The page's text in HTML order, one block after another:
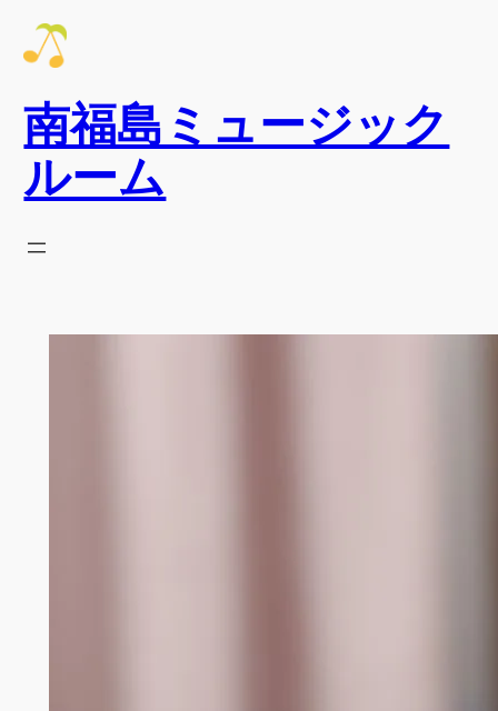
容
ス
プ
南福島ミュージック
ルーム